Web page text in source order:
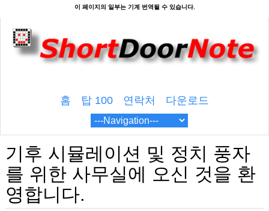
홈 탑 100 연락처 다운로드
기후 시뮬레이션 및 정치 풍자
를 위한 사무실에 오신 것을 환
영합니다.